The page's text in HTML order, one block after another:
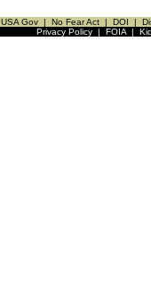
USA Gov | No Fear Act | DOI |
Privacy Policy| FOIA|